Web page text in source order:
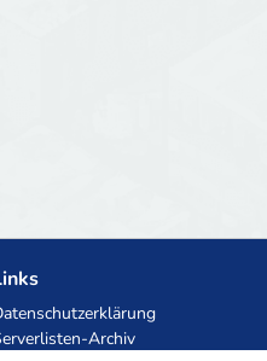
Archiv